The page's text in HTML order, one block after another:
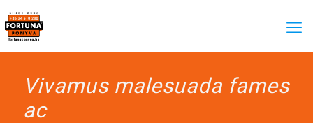
Vivamus malesuada fames
ac